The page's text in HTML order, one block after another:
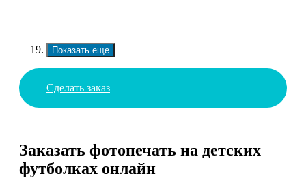
Показать еще
Сделать заказ
Заказать фотопечать на детских
футболках онлайн